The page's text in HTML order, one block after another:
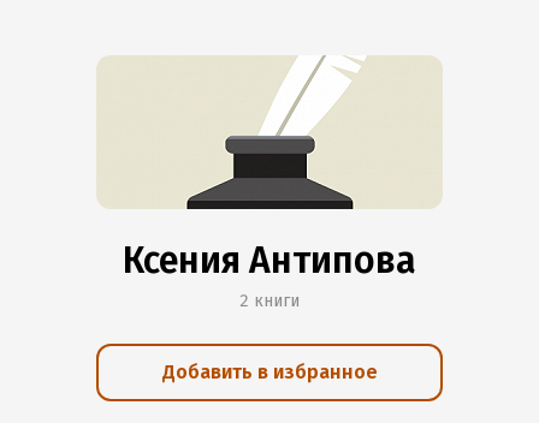
Ксения Антипова
2 книги
Добавить в избранное